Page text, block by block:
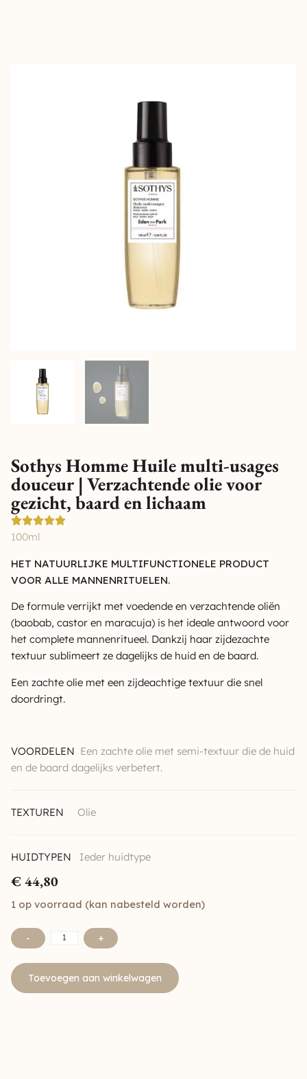
Sothys Homme Huile multi-usages
douceur | Verzachtende olie voor
gezicht, baard en lichaam
100ml
HET NATUURLIJKE MULTIFUNCTIONELE PRODUCT
VOOR ALLE MANNENRITUELEN.
De formule verrijkt met voedende en verzachtende oliën
(baobab, castor en maracuja) is het ideale antwoord voor
het complete mannenritueel. Dankzij haar zijdezachte
textuur sublimeert ze dagelijks de huid en de baard.
Een zachte olie met een zijdeachtige textuur die snel
doordringt.
VOORDELEN Een zachte olie met semi-textuur die de huid
en de baard dagelijks verbetert.
TEXTUREN Olie
HUIDTYPEN Ieder huidtype
€44,80
1 op voorraad (kan nabesteld worden)
- +
Toevoegen aan winkelwagen